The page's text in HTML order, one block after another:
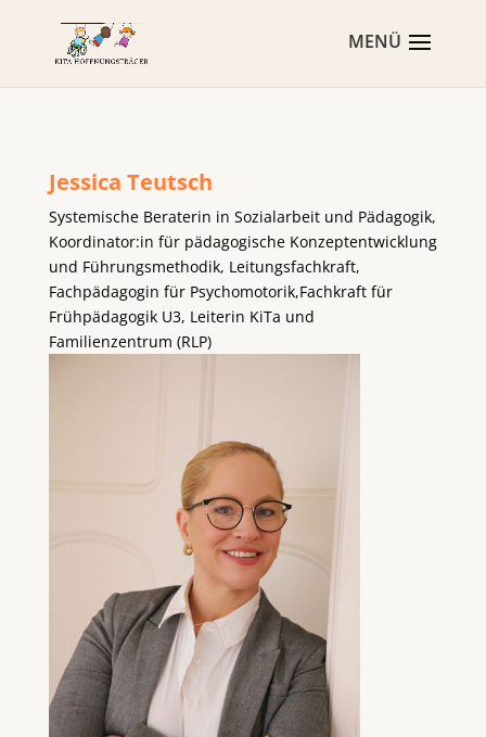
Jessica Teutsch
Systemische Beraterin in Sozialarbeit und Pädagogik,
Koordinator:in für pädagogische Konzeptentwicklung
und Führungsmethodik, Leitungsfachkraft,
Fachpädagogin für Psychomotorik,Fachkraft für
Frühpädagogik U3, Leiterin KiTa und
Familienzentrum (RLP)